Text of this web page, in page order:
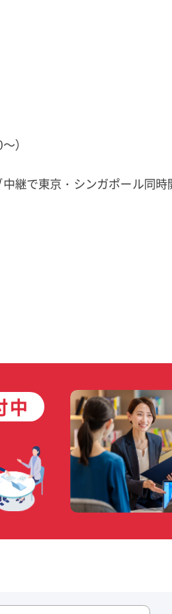
）
継で東京・シンガポール同時
中